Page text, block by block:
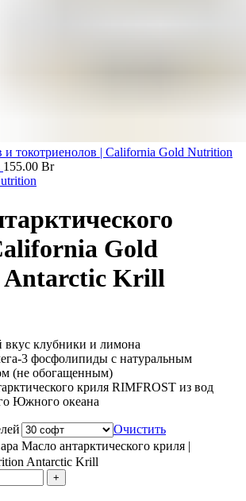
и токотриенолов | California Gold Nutrition
155.00 Br
Gold
Krill
вкус клубники и лимона
3 фосфолипиды с натуральным
(не обогащенным)
криля RIMFROST из вод
Южного океана
Очистить
Масло антарктического криля |
Antarctic Krill